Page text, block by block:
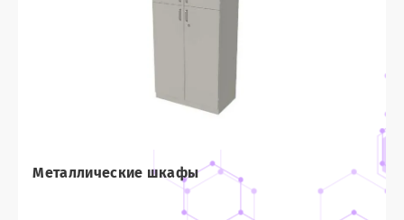
Металлические шкафы